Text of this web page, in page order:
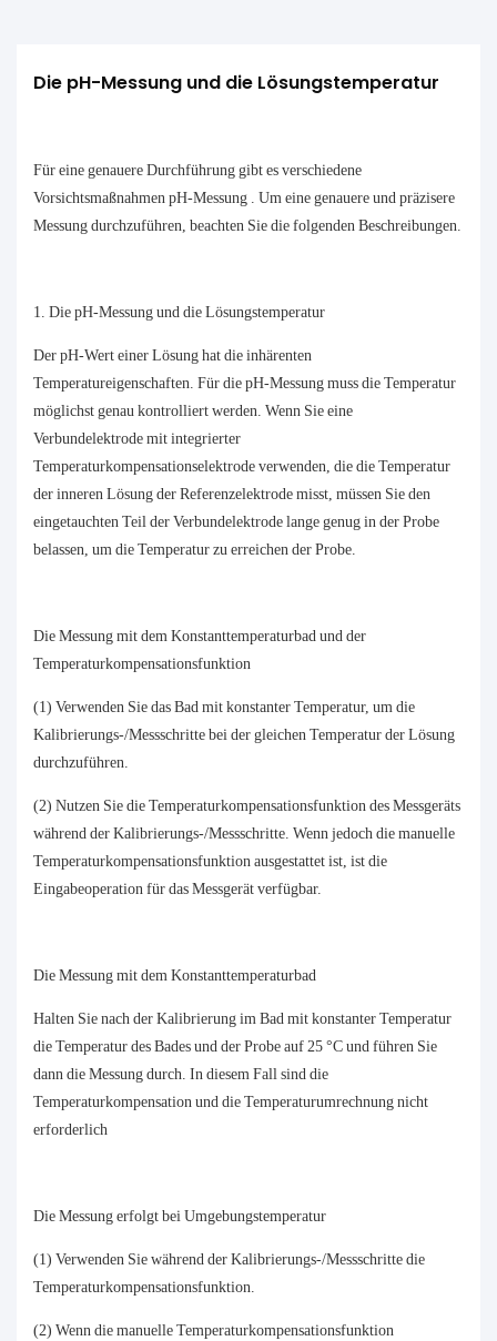
Die pH-Messung und die Lösungstemperatur
Für eine genauere Durchführung gibt es verschiedene
VorsichtsmaßnahmenpH-Messung . Um eine genauere und präzisere
Messung durchzuführen, beachten Sie die folgenden Beschreibungen.
1. Die pH-Messung und die Lösungstemperatur
Der pH-Wert einer Lösung hat die inhärenten
Temperatureigenschaften. Für die pH-Messung muss die Temperatur
möglichst genau kontrolliert werden. Wenn Sie eine
Verbundelektrode mit integrierter
Temperaturkompensationselektrode verwenden, die die Temperatur
der inneren Lösung der Referenzelektrode misst, müssen Sie den
eingetauchten Teil der Verbundelektrode lange genug in der Probe
belassen, um die Temperatur zu erreichen der Probe.
Die Messung mit dem Konstanttemperaturbad und der
Temperaturkompensationsfunktion
(1) Verwenden Sie das Bad mit konstanter Temperatur, um die
Kalibrierungs-/Messschritte bei der gleichen Temperatur der Lösung
durchzuführen.
(2) Nutzen Sie die Temperaturkompensationsfunktion des Messgeräts
während der Kalibrierungs-/Messschritte. Wenn jedoch die manuelle
Temperaturkompensationsfunktion ausgestattet ist, ist die
Eingabeoperation für das Messgerät verfügbar.
Die Messung mit dem Konstanttemperaturbad
Halten Sie nach der Kalibrierung im Bad mit konstanter Temperatur
die Temperatur des Bades und der Probe auf 25 °C und führen Sie
dann die Messung durch. In diesem Fall sind die
Temperaturkompensation und die Temperaturumrechnung nicht
erforderlich
Die Messung erfolgt bei Umgebungstemperatur
(1) Verwenden Sie während der Kalibrierungs-/Messschritte die
Temperaturkompensationsfunktion.
(2) Wenn die manuelle Temperaturkompensationsfunktion